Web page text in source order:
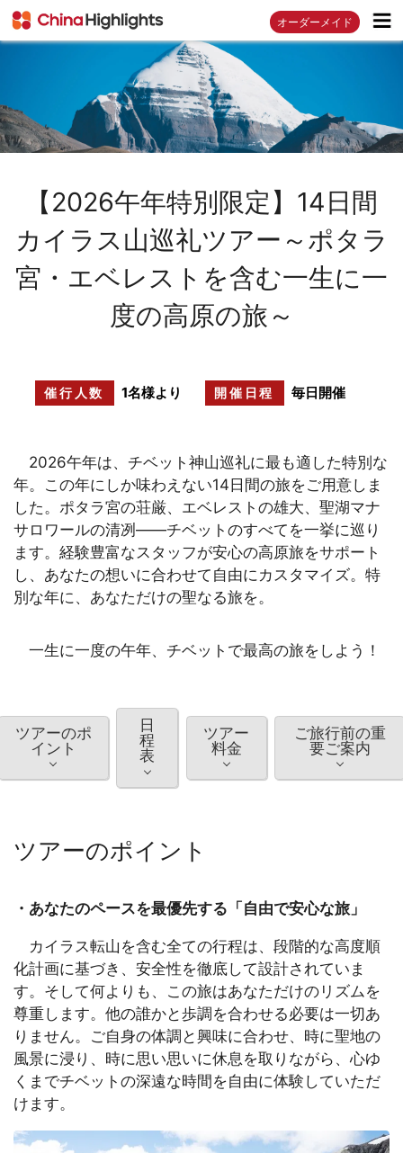
オーダーメイド
【2026午年特別限定】14日間
カイラス山巡礼ツアー～ポタラ
宮・エベレストを含む一生に一
度の高原の旅～
催行人数 1名様より 開催日程 毎日開催
2026午年は、チベット神山巡礼に最も適した特別な
年。この年にしか味わえない14日間の旅をご用意しま
した。ポタラ宮の荘厳、エベレストの雄大、聖湖マナ
サロワールの清冽——チベットのすべてを一挙に巡り
ます。経験豊富なスタッフが安心の高原旅をサポート
し、あなたの想いに合わせて自由にカスタマイズ。特
別な年に、あなただけの聖なる旅を。
一生に一度の午年、チベットで最高の旅をしよう！
ツアーのポ
イント
日
程
表
ツアー
料金
ご旅行前の重
要ご案内
ツアーのポイント
・あなたのペースを最優先する「自由で安心な旅」
カイラス転山を含む全ての行程は、段階的な高度順
化計画に基づき、安全性を徹底して設計されていま
す。そして何よりも、この旅はあなただけのリズムを
尊重します。他の誰かと歩調を合わせる必要は一切あ
りません。ご自身の体調と興味に合わせ、時に聖地の
風景に浸り、時に思い思いに休息を取りながら、心ゆ
くまでチベットの深遠な時間を自由に体験していただ
けます。